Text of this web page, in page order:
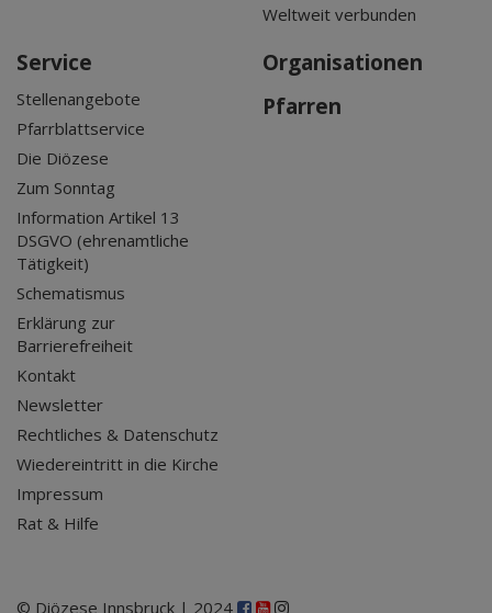
Weltweit verbunden
Service
Stellenangebote
Pfarrblattservice
Die Diözese
Zum Sonntag
Information Artikel 13
DSGVO (ehrenamtliche
Tätigkeit)
Schematismus
Erklärung zur
Barrierefreiheit
Kontakt
Newsletter
Rechtliches & Datenschutz
Wiedereintritt in die Kirche
Impressum
Rat & Hilfe
Organisationen
Pfarren
© Diözese Innsbruck | 2024